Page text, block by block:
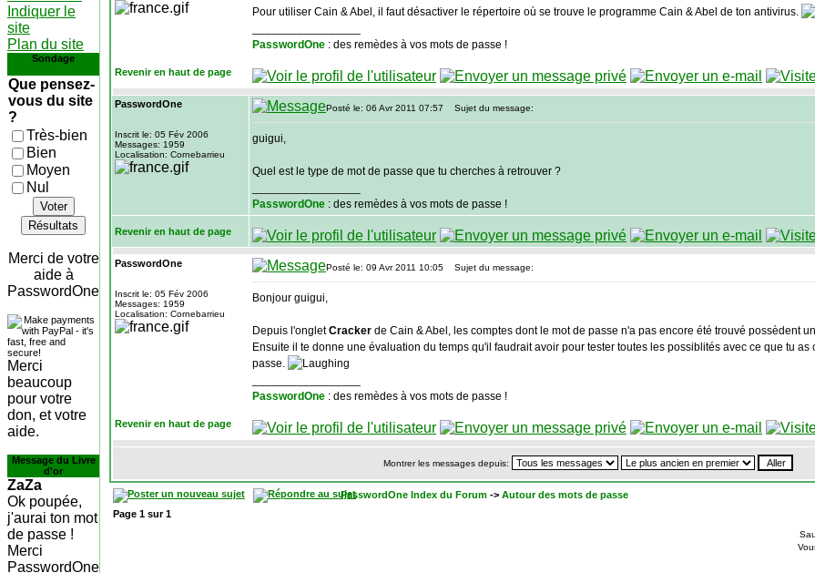
Indiquer le
site
Plan du site
Sondage
Que pensez-
vous du site
?
Très-bien
Bien
Moyen
Nul
Voter
Résultats
Merci de votre
aide à
PasswordOne
Merci
beaucoup
pour votre
don, et votre
aide.
Message du Livre
d'or
ZaZa
Ok poupée,
j'aurai ton mot
de passe !
Merci
PasswordOne
Pour utiliser Cain & Abel, il faut désactiver le répertoire où se trouve le programme Cain & Abel de ton antivirus.
PasswordOne : des remèdes à vos mots de passe !
Revenir en haut de page
PasswordOne
Inscrit le: 05 Fév 2006
Messages: 1959
Localisation: Cornebarrieu
Posté le: 06 Avr 2011 07:57 Sujet du message:
guigui,
Quel est le type de mot de passe que tu cherches à retrouver ?
PasswordOne : des remèdes à vos mots de passe !
Revenir en haut de page
PasswordOne
Inscrit le: 05 Fév 2006
Messages: 1959
Localisation: Cornebarrieu
Posté le: 09 Avr 2011 10:05 Sujet du message:
Bonjour guigui,
Depuis l'ongletCracker de Cain & Abel, les comptes dont le mot de passe n'a pas encore été trouvé possèdent
Ensuite il te donne une évaluation du temps qu'il faudrait avoir pour tester toutes les possiblités avec ce que tu
passe.
PasswordOne : des remèdes à vos mots de passe !
Revenir en haut de page
Montrer les messages depuis:
PasswordOne Index du Forum -> Autour des mots de passe
Page 1 sur1